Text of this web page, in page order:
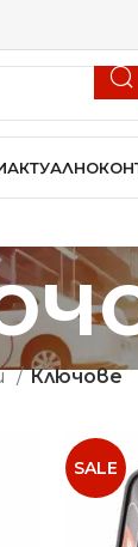
АКТУАЛНО
Ключове
SALE